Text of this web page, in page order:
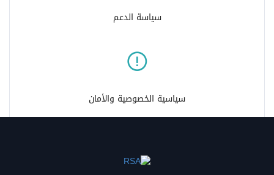
سياسة الدعم
سياسية الخصوصية والأمان